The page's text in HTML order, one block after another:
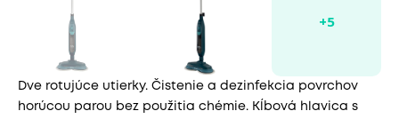
Dve rotujúce utierky. Čistenie a dezinfekcia povrchov
horúcou parou bez použitia chémie. Kĺbová hlavica s